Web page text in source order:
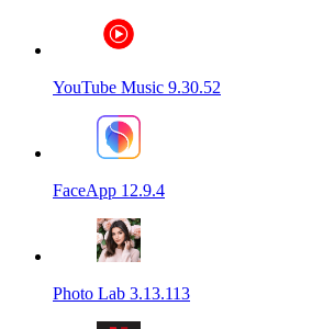
YouTube Music 9.30.52
FaceApp 12.9.4
Photo Lab 3.13.113